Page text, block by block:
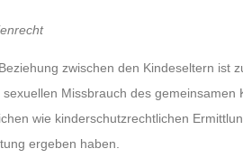
zwischen den Kindeseltern ist
Missbrauch des gemeinsamen
wie kinderschutzrechtlichen
ergeben haben.